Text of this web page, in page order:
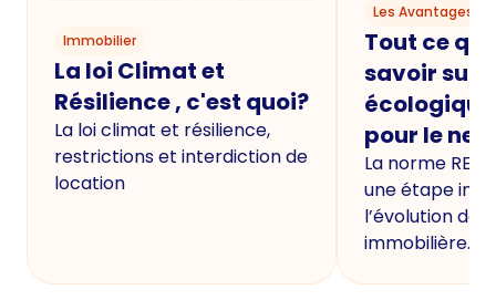
Immobilier
La loi Climat et
Résilience , c'est quoi?
La loi climat et résilience,
restrictions et interdiction de
location
Les Avantages
Tout ce
savoir sur
écologique
pour le
La norme
une étape
l’évolution de
immobilière.